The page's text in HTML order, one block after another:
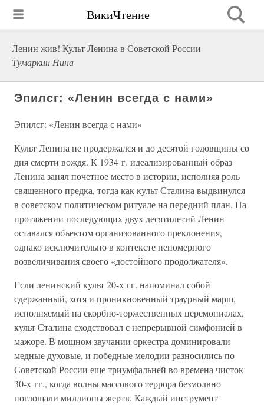
ВикиЧтение
Ленин жив! Культ Ленина в Советской России
Тумаркин Нина
Эпилсг: «Ленин всегда с нами»
Эпилсг: «Ленин всегда с нами»
Культ Ленина не продержался и до десятой годовщины со
дня смерти вождя. К 1934 г. идеализированный образ
Ленина занял почетное место в истории, исполняя роль
священного предка, тогда как культ Сталина выдвинулся
в советском политическом ритуале на передний план. На
протяжении последующих двух десятилетий Ленин
оставался объектом организованного преклонения,
однако исключительно в контексте непомерного
возвеличивания своего «достойного продолжателя».
Если ленинский культ 20-х гг. напоминал собой
сдержанный, хотя и проникновенный траурный марш,
исполняемый на скорбно-торжественных церемониалах,
культ Сталина сходствовал с непрерывной симфонией в
мажоре. В мощном звучании оркестра доминировали
медные духовые, и победные мелодии разносились по
Советской России еще триумфальней во времена чисток
30-х гг., когда волны массового террора безмолвно
поглощали миллионы жертв. Каждый инструмент